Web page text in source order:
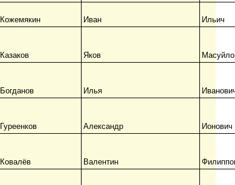
Кожемякин Иван
Ильич
Казаков Яков
Богданов Илья
Гуреенков Александр
Ионович
Ковалёв Валентин